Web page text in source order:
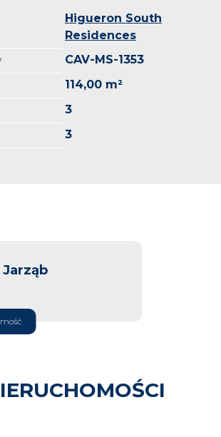
Higueron South
Residences
CAV-MS-1353
114,00 m²
3
3